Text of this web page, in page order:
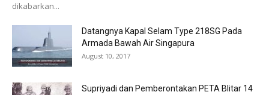
dikabarkan...
Datangnya Kapal Selam Type 218SG Pada
Armada Bawah Air Singapura
August 10, 2017
Supriyadi dan Pemberontakan PETA Blitar 14